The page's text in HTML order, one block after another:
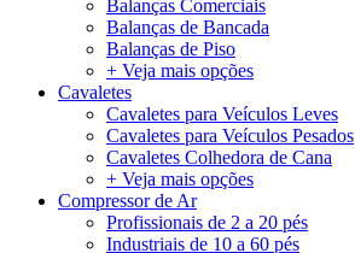
Balanças Comerciais
Balanças de Bancada
Balanças de Piso
+ Veja mais opções
Cavaletes
Cavaletes para Veículos Leves
Cavaletes para Veículos Pesados
Cavaletes Colhedora de Cana
+ Veja mais opções
Compressor de Ar
Profissionais de 2 a 20 pés
Industriais de 10 a 60 pés